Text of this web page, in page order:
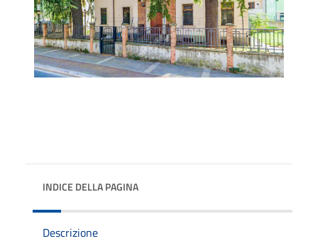
INDICE DELLA PAGINA
Descrizione